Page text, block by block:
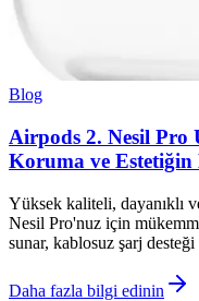
Blog
Airpods 2. Nesil Pro
Koruma ve
Yüksek kaliteli, dayanıklı
Nesil Pro'nuz için
sunar, kablosuz şarj
Daha fazla bilgi edinin